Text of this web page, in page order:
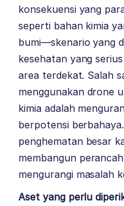
konsekuensi yang
seperti bahan kimia
bumi—skenario yang
kesehatan yang
area terdekat. Salah
menggunakan drone
kimia adalah
berpotensi
penghematan besar
membangun
mengurangi masalah
Aset yang perlu